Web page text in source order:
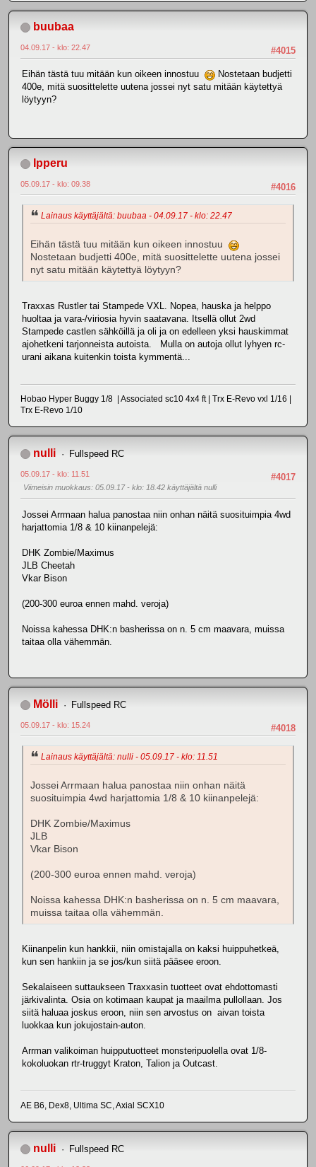
buubaa
#4015
04.09.17 - klo: 22.47
Eihän tästä tuu mitään kun oikeen innostuu
Nostetaan budjetti
400e, mitä suosittelette uutena jossei nyt satu mitään käytettyä
löytyyn?
Ipperu
#4016
05.09.17 - klo: 09.38
Lainaus käyttäjältä: buubaa - 04.09.17 - klo: 22.47
Eihän tästä tuu mitään kun oikeen innostuu
Nostetaan budjetti 400e, mitä suosittelette uutena jossei
nyt satu mitään käytettyä löytyyn?
Traxxas Rustler tai Stampede VXL. Nopea, hauska ja helppo
huoltaa ja vara-/viriosia hyvin saatavana. Itsellä ollut 2wd
Stampede castlen sähköillä ja oli ja on edelleen yksi hauskimmat
ajohetkeni tarjonneista autoista. Mulla on autoja ollut lyhyen rc-
urani aikana kuitenkin toista kymmentä...
Hobao Hyper Buggy 1/8 | Associated sc10 4x4 ft | Trx E-Revo vxl 1/16 |
Trx E-Revo 1/10
nulli Fullspeed RC
#4017
05.09.17 - klo: 11.51
Viimeisin muokkaus: 05.09.17 - klo: 18.42 käyttäjältä nulli
Jossei Arrmaan halua panostaa niin onhan näitä suosituimpia 4wd
harjattomia 1/8 & 10 kiinanpelejä:
DHK Zombie/Maximus
JLB Cheetah
Vkar Bison
(200-300 euroa ennen mahd. veroja)
Noissa kahessa DHK:n basherissa on n. 5 cm maavara, muissa
taitaa olla vähemmän.
Mölli Fullspeed RC
#4018
05.09.17 - klo: 15.24
Lainaus käyttäjältä: nulli - 05.09.17 - klo: 11.51
Jossei Arrmaan halua panostaa niin onhan näitä
suosituimpia 4wd harjattomia 1/8 & 10 kiinanpelejä:
DHK Zombie/Maximus
JLB
Vkar Bison
(200-300 euroa ennen mahd. veroja)
Noissa kahessa DHK:n basherissa on n. 5 cm maavara,
muissa taitaa olla vähemmän.
Kiinanpelin kun hankkii, niin omistajalla on kaksi huippuhetkeä,
kun sen hankiin ja se jos/kun siitä pääsee eroon.
Sekalaiseen suttaukseen Traxxasin tuotteet ovat ehdottomasti
järkivalinta. Osia on kotimaan kaupat ja maailma pullollaan. Jos
siitä haluaa joskus eroon, niin sen arvostus on aivan toista
luokkaa kun jokujostain-auton.
Arrman valikoiman huipputuotteet monsteripuolella ovat 1/8-
kokoluokan rtr-truggyt Kraton, Talion ja Outcast.
AE B6, Dex8, Ultima SC, Axial SCX10
nulli Fullspeed RC